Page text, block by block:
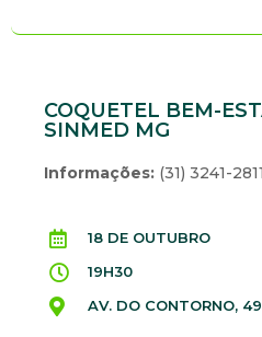
COQUETEL BEM-
SINMED MG
Informações: (31) 3241-2811
18 DE OUTUBRO
19H30
AV. DO CONTORNO,